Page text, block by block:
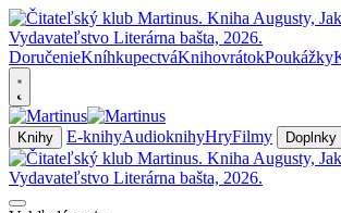
DoručenieKníhkupectváKnihovrátokPoukážky
Knihy E-knihyAudioknihyHryFilmy Doplnky